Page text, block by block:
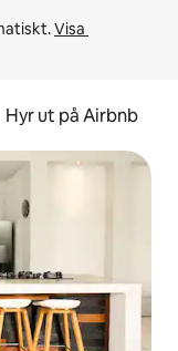
Visa
Hyr ut på Airbnb